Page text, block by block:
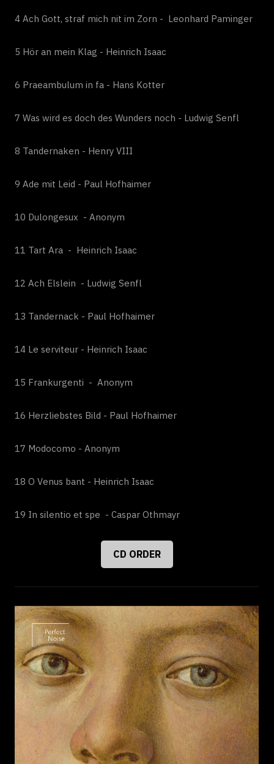
4 Ach Gott, straf mich nit im Zorn - Leonhard Paminger
5 Hör an mein Klag - Heinrich Isaac
6 Praeambulum in fa - Hans Kotter
7 Was wird es doch des Wunders noch - Ludwig Senfl
8 Tandernaken - Henry VIII
9 Ade mit Leid - Paul Hofhaimer
10 Dulongesux - Anonym
11 Tart Ara - Heinrich Isaac
12 Ach Elslein - Ludwig Senfl
13 Tandernack - Paul Hofhaimer
14 Le serviteur - Heinrich Isaac
15 Frankurgenti - Anonym
16 Herzliebstes Bild - Paul Hofhaimer
17 Modocomo - Anonym
18 O Venus bant - Heinrich Isaac
19 In silentio et spe - Caspar Othmayr
CD ORDER